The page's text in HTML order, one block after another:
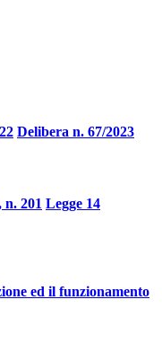
Delibera n. 67/2023
n. 201 Legge 14
ed il funzionamento